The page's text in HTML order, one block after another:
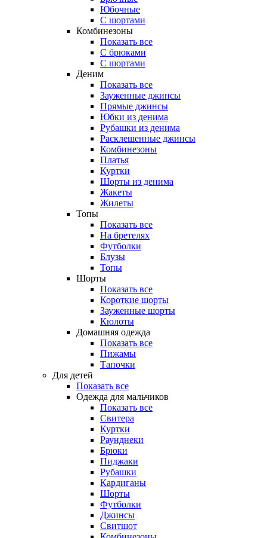
Юбочные
С шортами
Комбинезоны
Показать все
С брюками
С шортами
Деним
Показать все
Зауженные джинсы
Прямые джинсы
Юбки из денима
Рубашки из денима
Расклешенные джинсы
Комбинезоны
Платья
Куртки
Шорты из денима
Жакеты
Жилеты
Топы
Показать все
На бретелях
Футболки
Блузы
Топы
Шорты
Показать все
Короткие шорты
Зауженные шорты
Кюлоты
Домашняя одежда
Показать все
Пижамы
Тапочки
Для детей
Показать все
Одежда для мальчиков
Показать все
Свитера
Куртки
Раунднеки
Брюки
Пиджаки
Рубашки
Кардиганы
Шорты
Футболки
Джинсы
Свитшот